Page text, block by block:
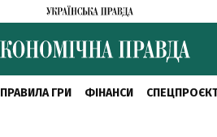
ПРАВИЛА ГРИ ФІНАНСИ